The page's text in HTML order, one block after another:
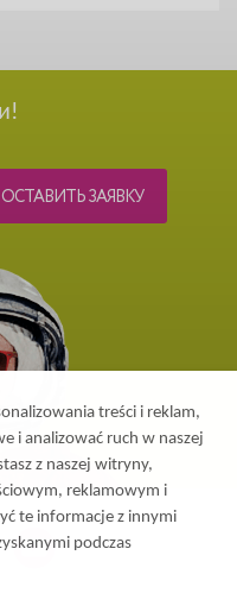
ОСТАВИТЬ ЗАЯВКУ
treści i reklam,
i analizować ruch w naszej
z naszej witryny,
reklamowym i
te informacje z innymi
podczas